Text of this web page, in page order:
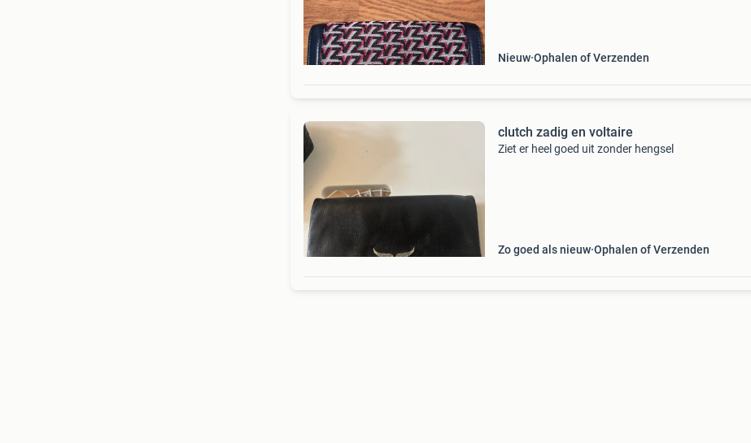
Nieuw Ophalen of Verzenden
clutch zadig en voltaire
Ziet er heel goed uit zonder hengsel
Zo goed als nieuw Ophalen of Verzenden